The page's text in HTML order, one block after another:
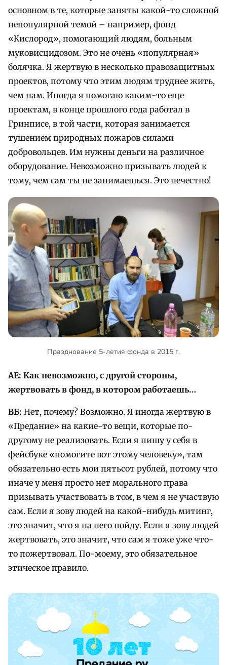
основном в те, которые заняты какой-то сложной
непопулярной темой – например, фонд
«Кислород», помогающий людям, больным
муковисцидозом. Это не очень «популярная»
болячка. Я жертвую в несколько правозащитных
проектов, потому что этим людям труднее жить,
чем нам. Иногда я помогаю каким-то еще
проектам, в конце прошлого года работал в
Гринписе, в той части, которая занимается
тушением природных пожаров силами
добровольцев. Им нужны деньги на различное
оборудование. Невозможно призывать людей к
тому, чем сам ты не занимаешься. Это нечестно!
Празднование 5-летия фонда в 2015 г.
АЕ: Как невозможно, с другой стороны,
жертвовать в фонд, в котором работаешь…
ВБ: Нет, почему? Возможно. Я иногда жертвую в
«Предание» на какие-то вещи, которые по-
другому не реализовать. Если я пишу у себя в
фейсбуке «помогите вот этому человеку», там
обязательно есть мои пятьсот рублей, потому что
иначе у меня просто нет морального права
призывать участвовать в том, в чем я не участвую
сам. Если я зову людей на какой-нибудь митинг,
это значит, что я на него пойду. Если я зову людей
жертвовать, это значит, что сам я тоже уже что-
то пожертвовал. По-моему, это обязательное
этическое правило.